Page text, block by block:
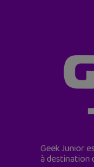
Geek Junior
à destination